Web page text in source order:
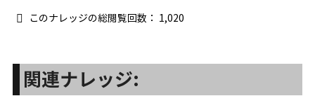
このナレッジの総閲覧回数： 1,020
関連ナレッジ: